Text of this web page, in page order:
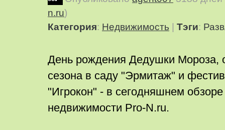
n.ru)
Категория: Недвижимость Тэги:
День рождения Дедушки Мороза,
сезона в саду "Эрмитаж" и
"Игрокон" - в сегодняшнем
недвижимости Pro-N.ru.